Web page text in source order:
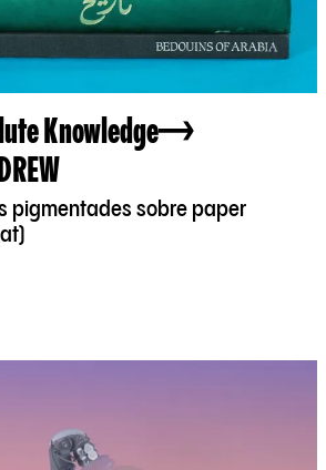
Knowledge
pigmentades sobre paper